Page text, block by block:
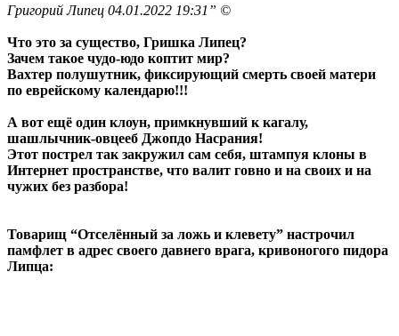
Григорий Липец 04.01.2022 19:31” ©
Что это за существо, Гришка Липец?
Зачем такое чудо-юдо коптит мир?
Вахтер полушутник, фиксирующий смерть своей матери
по еврейскому календарю!!!
А вот ещё один клоун, примкнувший к кагалу,
шашлычник-овцееб Джопдо Насрания!
Этот пострел так закружил сам себя, штампуя клоны в
Интернет пространстве, что валит говно и на своих и на
чужих без разбора!
Товарищ “Отселённый за ложь и клевету” настрочил
памфлет в адрес своего давнего врага, кривоногого пидора
Липца: